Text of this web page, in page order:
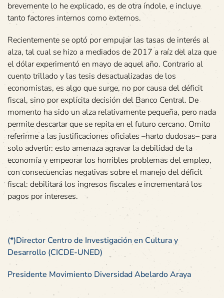
brevemente lo he explicado, es de otra índole, e incluye
tanto factores internos como externos.
Recientemente se optó por empujar las tasas de interés al
alza, tal cual se hizo a mediados de 2017 a raíz del alza que
el dólar experimentó en mayo de aquel año. Contrario al
cuento trillado y las tesis desactualizadas de los
economistas, es algo que surge, no por causa del déficit
fiscal, sino por explícita decisión del Banco Central. De
momento ha sido un alza relativamente pequeña, pero nada
permite descartar que se repita en el futuro cercano. Omito
referirme a las justificaciones oficiales –harto dudosas– para
solo advertir: esto amenaza agravar la debilidad de la
economía y empeorar los horribles problemas del empleo,
con consecuencias negativas sobre el manejo del déficit
fiscal: debilitará los ingresos fiscales e incrementará los
pagos por intereses.
(*)Director Centro de Investigación en Cultura y
Desarrollo (CICDE-UNED)
Presidente Movimiento Diversidad Abelardo Araya